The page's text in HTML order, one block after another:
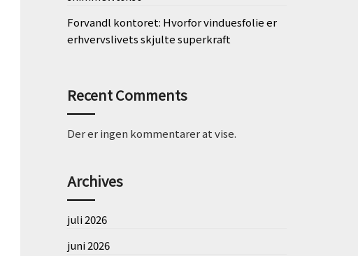
Forvandl kontoret: Hvorfor vinduesfolie er
erhvervslivets skjulte superkraft
Recent Comments
Der er ingen kommentarer at vise.
Archives
juli 2026
juni 2026